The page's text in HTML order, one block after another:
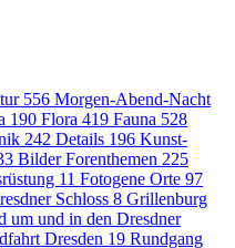
556 Morgen-Abend-Nacht
190 Flora 419 Fauna 528
242 Details 196 Kunst-
Bilder Forenthemen 225
11 Fotogene Orte 97
Schloss 8 Grillenburg
um und in den Dresdner
Dresden 19 Rundgang